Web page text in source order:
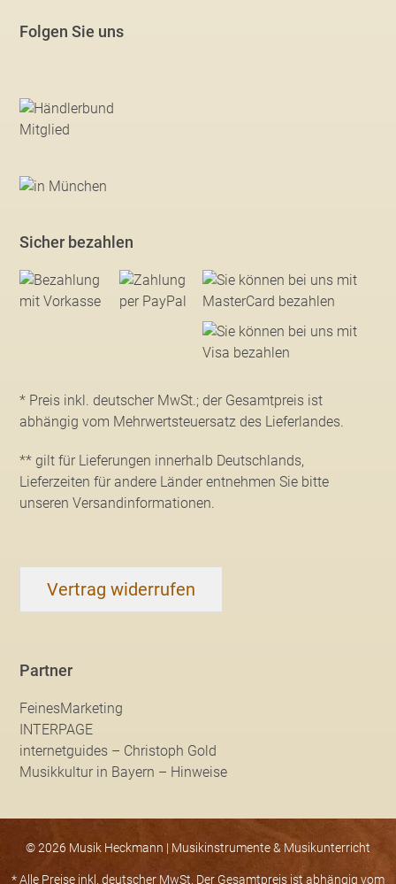
Folgen Sie uns
Sicher bezahlen
* Preis inkl. deutscher MwSt.; der Gesamtpreis ist
abhängig vom Mehrwertsteuersatz des Lieferlandes.
** gilt für Lieferungen innerhalb Deutschlands,
Lieferzeiten für andere Länder entnehmen Sie bitte
unseren Versandinformationen.
Vertrag widerrufen
Partner
FeinesMarketing
INTERPAGE
internetguides – Christoph Gold
Musikkultur in Bayern – Hinweise
© 2026 Musik Heckmann | Musikinstrumente & Musikunterricht
* Alle Preise inkl. deutscher MwSt. Der Gesamtpreis ist abhängig vom